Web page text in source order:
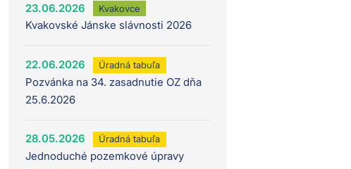
23.06.2026 Kvakovce
Kvakovské Jánske slávnosti 2026
22.06.2026 Úradná tabuľa
Pozvánka na 34. zasadnutie OZ dňa
25.6.2026
28.05.2026 Úradná tabuľa
Jednoduché pozemkové úpravy